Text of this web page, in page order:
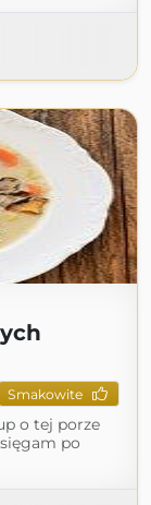
Smakowite
o tej porze
po